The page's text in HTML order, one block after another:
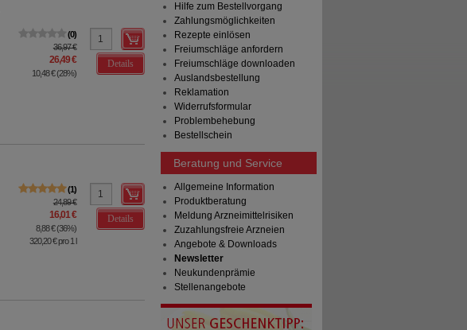
0
36,97 €
26,49 €
10,48 €(28%)
Details
1
24,89 €
16,01 €
8,88 €(36%)
320,20 €pro 1 l
Details
Hilfe zum Bestellvorgang
Zahlungsmöglichkeiten
Rezepte einlösen
Freiumschläge anfordern
Freiumschläge downloaden
Auslandsbestellung
Reklamation
Widerrufsformular
Problembehebung
Bestellschein
Beratung und Service
Allgemeine Information
Produktberatung
Meldung Arzneimittelrisiken
Zuzahlungsfreie Arzneien
Angebote & Downloads
Newsletter
Neukundenprämie
Stellenangebote